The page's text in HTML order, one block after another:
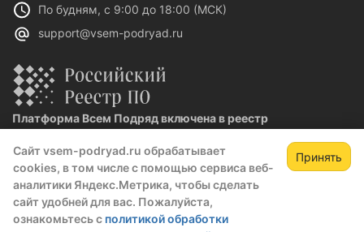
Сайт vsem-podryad.ru обрабатывает
cookies, в том числе с помощью сервиса веб-
аналитики Яндекс.Метрика, чтобы сделать
сайт удобней для вас. Пожалуйста,
ознакомьтесь с политикой обработки
Принять
По будням, с 9:00 до 18:00 (МСК)
support@vsem-podryad.ru
Платформа Всем Подряд включена в реестр
Реестровая запись №32021 от 06.02.2026
Политика конфиденциальности